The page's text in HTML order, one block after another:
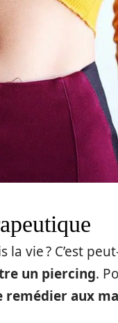
vie ? C’est
un piercing.
remédier aux